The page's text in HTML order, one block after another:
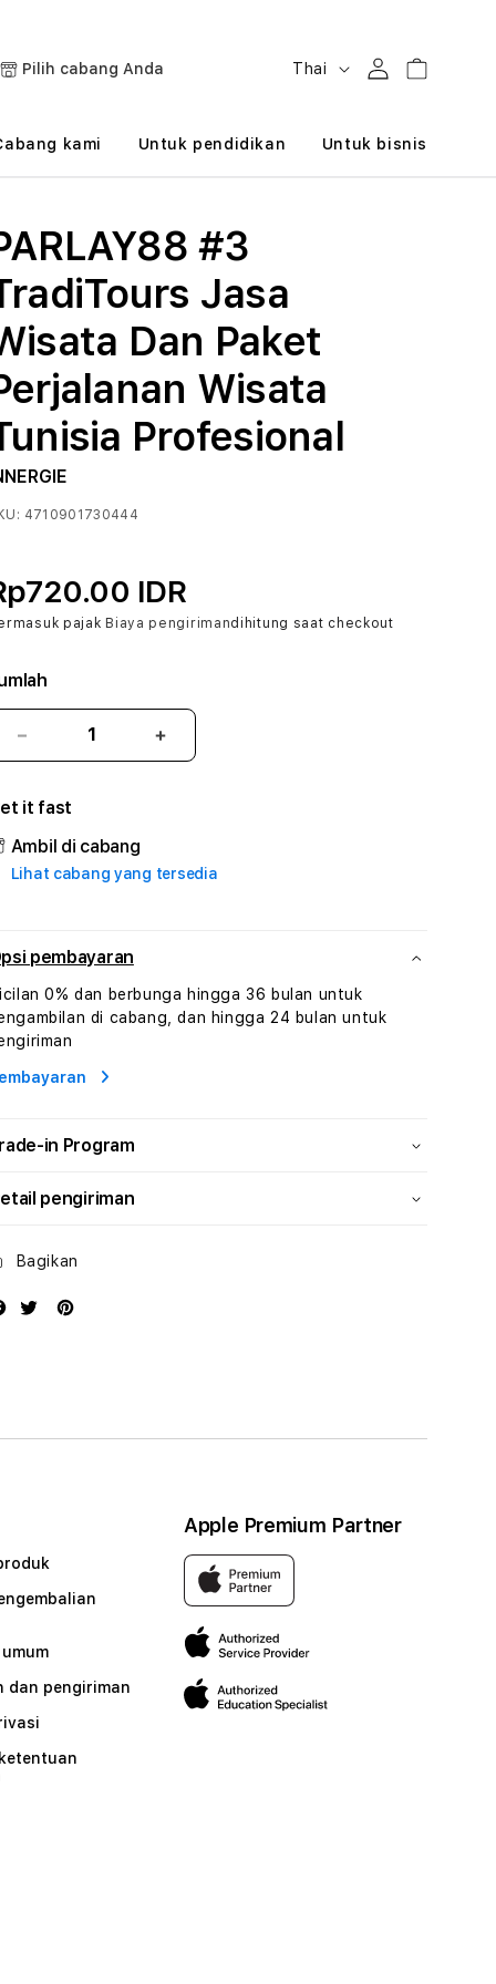
Pilih cabang Anda
B
h
Thai MasukKeranjang
kami Untuk pendidikan Untuk bisnis
#3
Jasa
Dan Paket
Wisata
Profesional
4710901730444
IDR
pajak Biaya pengirimandihitung saat checkout
Kurangi
jumlah
PARLAY88
#3
TradiTours
Jasa
Paket
Wisata
Tunisia
Profesional
Tambah
jumlah
TradiTours
Jasa
Wisata
Tunisia
it fast
Ambil di cabang
Lihat cabang yang tersedia
pembayaran
0% dan berbunga hingga 36 bulan untuk
di cabang, dan hingga 24 bulan untuk
in Program
pengiriman
Bagikan
dan pengiriman
Apple Premium Partner